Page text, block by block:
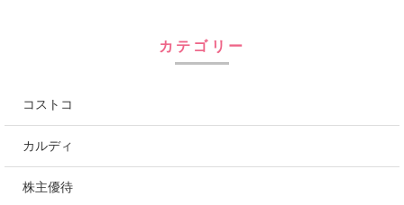
カテゴリー
コストコ
カルディ
株主優待